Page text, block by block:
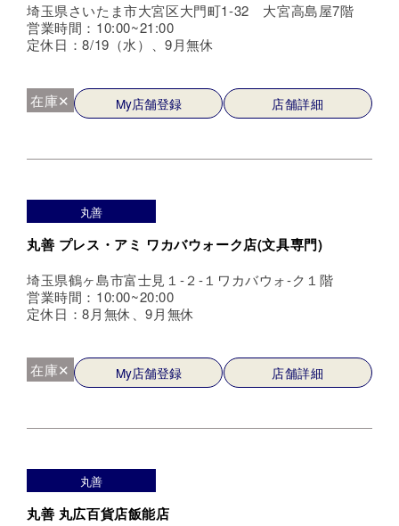
埼玉県さいたま市大宮区大門町1-32 大宮高島屋7階
営業時間：10:00~21:00
定休日：8/19（水）、9月無休
在庫✕ My店舗登録 店舗詳細
丸善
丸善 プレス・アミ ワカバウォーク店(文具専門)
埼玉県鶴ヶ島市富士見１-２-１ワカバウォ-ク１階
営業時間：10:00~20:00
定休日：8月無休、9月無休
在庫✕ My店舗登録 店舗詳細
丸善
丸善 丸広百貨店飯能店